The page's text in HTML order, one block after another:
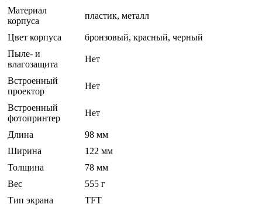
Материал
корпуса
пластик, металл
Цвет корпуса
бронзовый, красный, черный
Пыле- и
влагозащита
Нет
Встроенный
проектор
Нет
Встроенный
фотопринтер
Нет
Длина
98 мм
Ширина
122 мм
Толщина
78 мм
Вес
555 г
Тип экрана
TFT